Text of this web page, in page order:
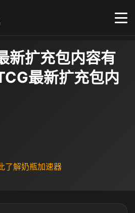
新扩充包内容有
最新扩充包内
了解奶瓶加速器